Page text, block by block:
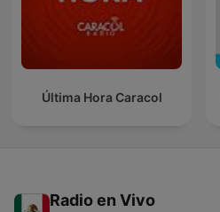
Última Hora Caracol
Radio en Vivo